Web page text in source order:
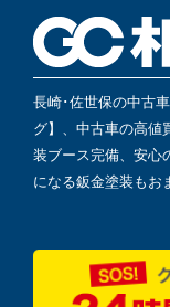
長崎･佐世保の中古
グ】、中古車の高値
装ブース完備、安心
になる鈑金塗装もお